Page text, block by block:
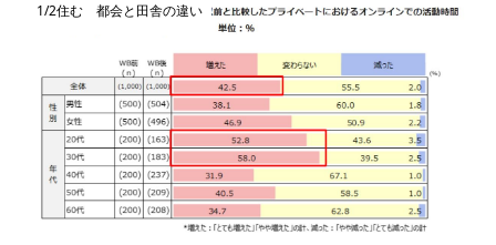
1/2住む 都会と田舎の違い